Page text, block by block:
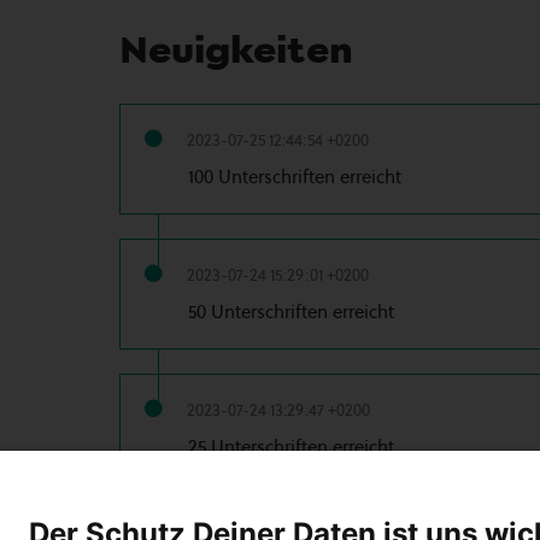
Neuigkeiten
2023-07-25 12:44:54 +0200
100 Unterschriften erreicht
2023-07-24 15:29:01 +0200
50 Unterschriften erreicht
2023-07-24 13:29:47 +0200
25 Unterschriften erreicht